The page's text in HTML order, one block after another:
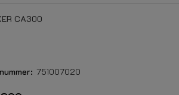
CA300
751007020